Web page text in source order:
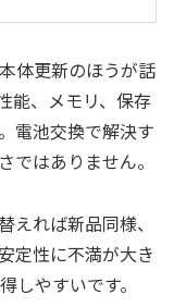
体更新のほうが話
能、メモリ、保存
電池交換で解決す
ではありません。
えれば新品同様、
定性に不満が大き
しやすいです。